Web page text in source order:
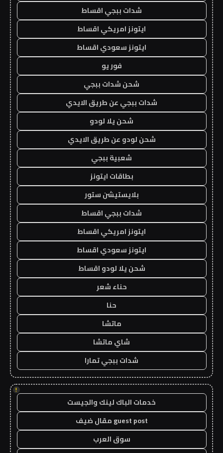
شدات ببجي اقساط
ايتونز امريكي اقساط
ايتونز سعودي اقساط
فور يو
شحن شدات ببجي
شدات ببجي عن طريق الايدي
شحن يلا لودو
شحن لودو عن طريق الايدي
شعبية ببجي
بطاقات ايتونز
بلايستيشن ستور
شدات ببجي اقساط
ايتونز امريكي اقساط
ايتونز سعودي اقساط
شحن يلا لودو اقساط
حناء شعر
حنا
ماتشا
شاي ماتشا
شدات ببجي تمارا
!
خدمات الباك لينك والجيست
guest post مقال ضيف
سوق العرب